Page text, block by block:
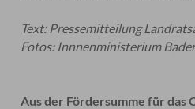
Text: Pressemitteilung
Fotos: Innnenministerium
Aus der Fördersumme für das